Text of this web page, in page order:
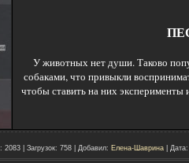
У животных нет души. Таково
собаками, что привыкли
чтобы ставить на них эксперименты
2083| Загрузок: 758| Добавил: Елена-Шаврина| Дата: